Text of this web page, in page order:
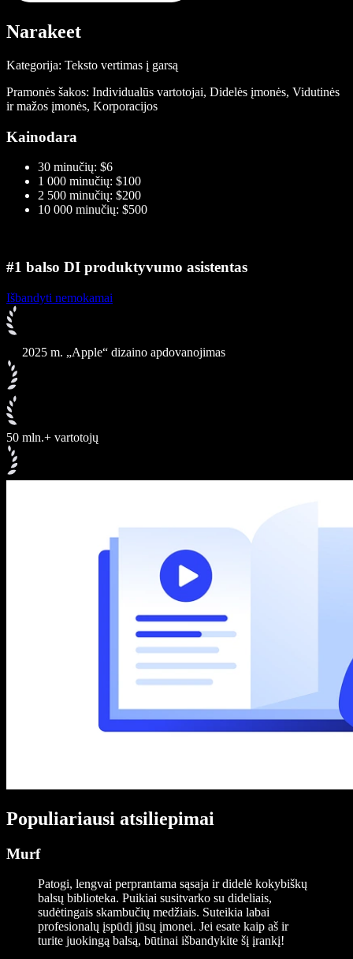
Narakeet
Kategorija: Teksto vertimas į garsą
Pramonės šakos: Individualūs vartotojai, Didelės įmonės, Vidutinės
ir mažos įmonės, Korporacijos
Kainodara
30 minučių: $6
1 000 minučių: $100
2 500 minučių: $200
10 000 minučių: $500
#1 balso DI produktyvumo asistentas
Išbandyti nemokamai
2025 m. „Apple“ dizaino apdovanojimas
50 mln.+ vartotojų
Populiariausi atsiliepimai
Murf
Patogi, lengvai perprantama sąsaja ir didelė kokybiškų
balsų biblioteka. Puikiai susitvarko su dideliais,
sudėtingais skambučių medžiais. Suteikia labai
profesionalų įspūdį jūsų įmonei. Jei esate kaip aš ir
turite juokingą balsą, būtinai išbandykite šį įrankį!